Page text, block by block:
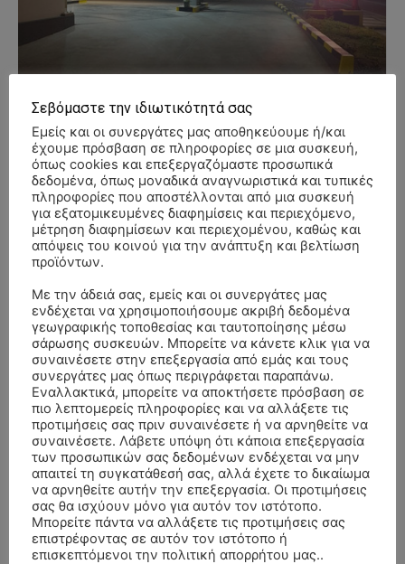
- Advertisment -
Σεβόμαστε την ιδιωτικότητά σας
Εμείς και οι συνεργάτες μας αποθηκεύουμε ή/και
έχουμε πρόσβαση σε πληροφορίες σε μια συσκευή,
όπως cookies και επεξεργαζόμαστε προσωπικά
δεδομένα, όπως μοναδικά αναγνωριστικά και τυπικές
πληροφορίες που αποστέλλονται από μια συσκευή
για εξατομικευμένες διαφημίσεις και περιεχόμενο,
μέτρηση διαφημίσεων και περιεχομένου, καθώς και
απόψεις του κοινού για την ανάπτυξη και βελτίωση
προϊόντων.
Με την άδειά σας, εμείς και οι συνεργάτες μας
ενδέχεται να χρησιμοποιήσουμε ακριβή δεδομένα
γεωγραφικής τοποθεσίας και ταυτοποίησης μέσω
σάρωσης συσκευών. Μπορείτε να κάνετε κλικ για να
συναινέσετε στην επεξεργασία από εμάς και τους
συνεργάτες μας όπως περιγράφεται παραπάνω.
Εναλλακτικά, μπορείτε να αποκτήσετε πρόσβαση σε
πιο λεπτομερείς πληροφορίες και να αλλάξετε τις
προτιμήσεις σας πριν συναινέσετε ή να αρνηθείτε να
συναινέσετε. Λάβετε υπόψη ότι κάποια επεξεργασία
των προσωπικών σας δεδομένων ενδέχεται να μην
απαιτεί τη συγκατάθεσή σας, αλλά έχετε το δικαίωμα
να αρνηθείτε αυτήν την επεξεργασία. Οι προτιμήσεις
σας θα ισχύουν μόνο για αυτόν τον ιστότοπο.
Μπορείτε πάντα να αλλάξετε τις προτιμήσεις σας
επιστρέφοντας σε αυτόν τον ιστότοπο ή
επισκεπτόμενοι την πολιτική απορρήτου μας..